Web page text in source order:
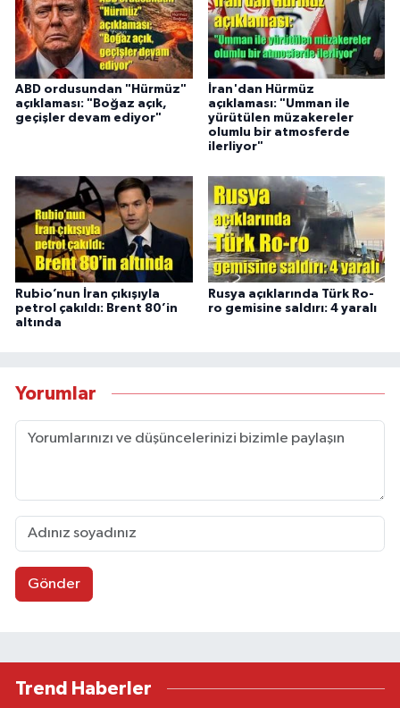
ABD ordusundan "Hürmüz"
açıklaması: "Boğaz açık,
geçişler devam ediyor"
İran'dan Hürmüz
açıklaması: "Umman ile
yürütülen müzakereler
olumlu bir atmosferde
ilerliyor"
Rubio’nun İran çıkışıyla
petrol çakıldı: Brent 80’in
altında
Rusya açıklarında Türk Ro-
ro gemisine saldırı: 4 yaralı
Yorumlar
Gönder
Trend Haberler